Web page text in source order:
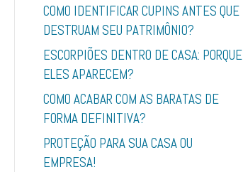
COMO IDENTIFICAR CUPINS ANTES QUE
DESTRUAM SEU PATRIMÔNIO?
ESCORPIÕES DENTRO DE CASA: PORQUE
ELES APARECEM?
COMO ACABAR COM AS BARATAS DE
FORMA DEFINITIVA?
PROTEÇÃO PARA SUA CASA OU
EMPRESA!